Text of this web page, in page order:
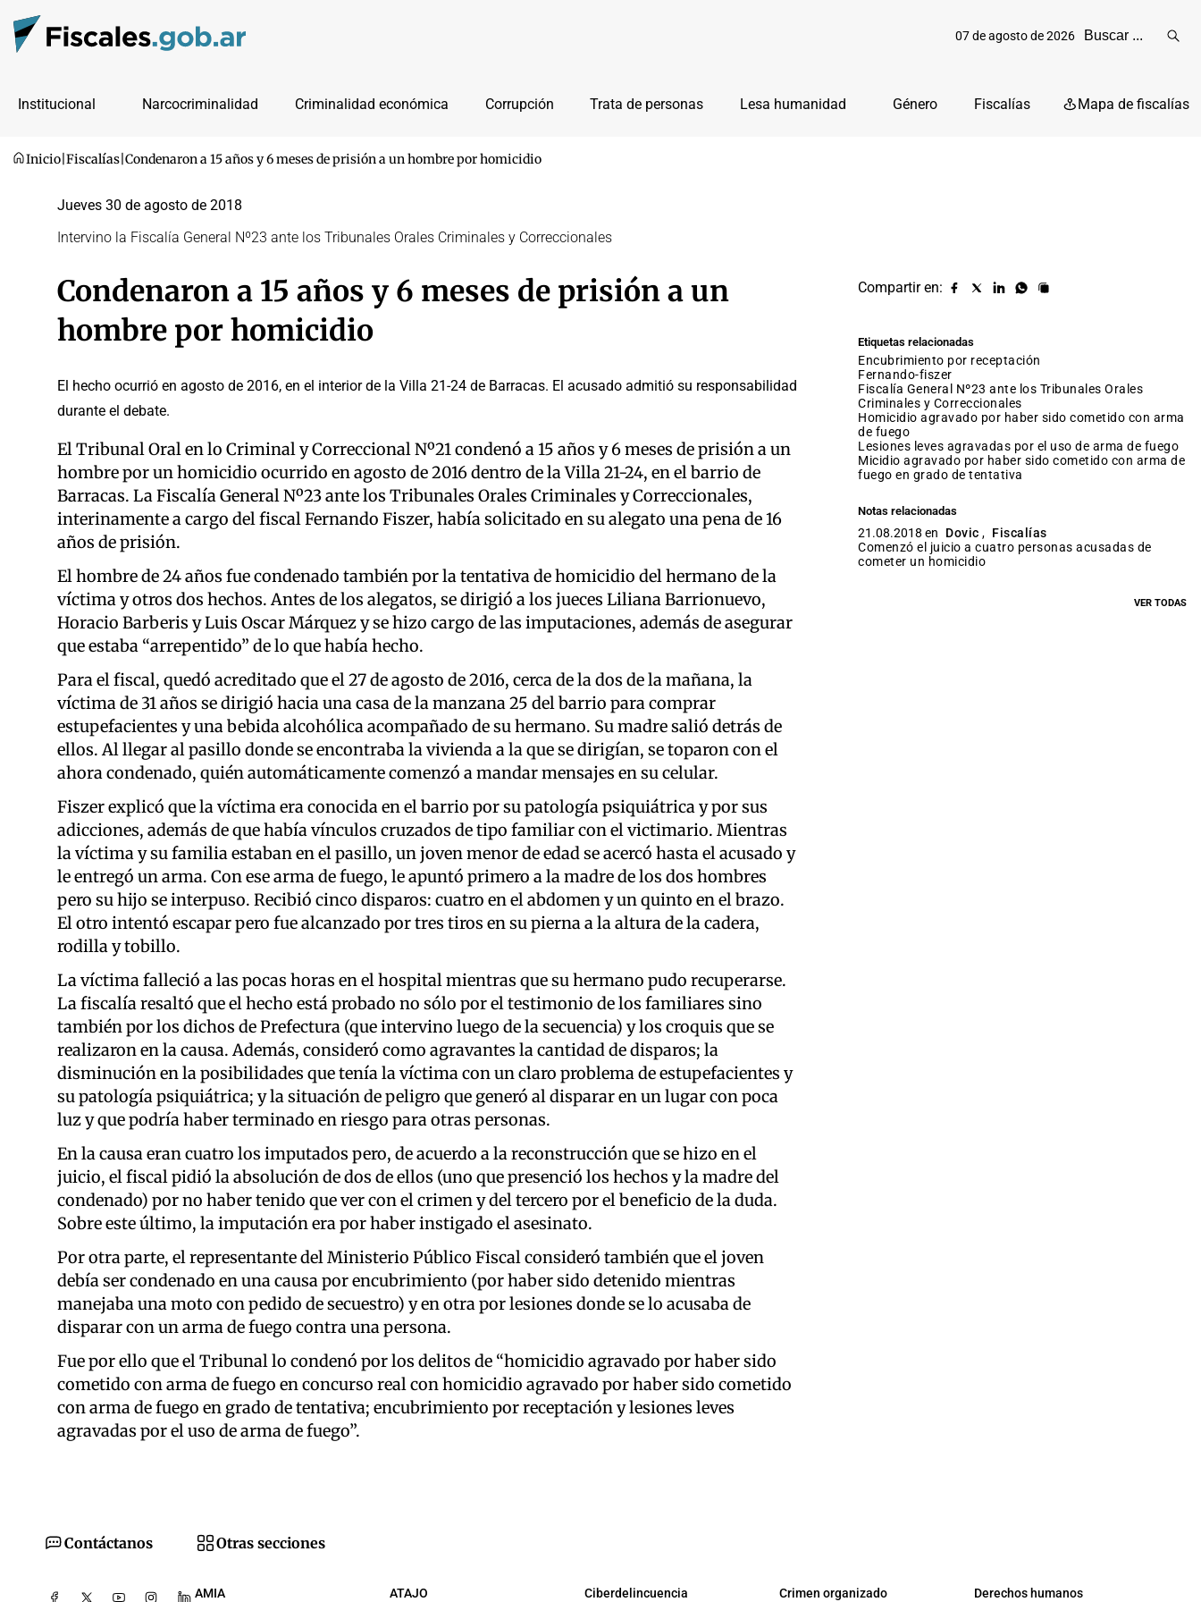
07 de agosto de 2026
Institucional Narcocriminalidad Criminalidad económica Corrupción Trata de personas Lesa humanidad Género Fiscalías Mapa de fiscalías
Inicio Fiscalías Condenaron a 15 años y 6 meses de prisión a un hombre por homicidio
Jueves 30 de agosto de 2018
Intervino la Fiscalía General Nº23 ante los Tribunales Orales Criminales y Correccionales
Condenaron a 15 años y 6 meses de prisión a un
hombre por homicidio
El hecho ocurrió en agosto de 2016, en el interior de la Villa 21-24 de Barracas. El acusado admitió su responsabilidad
durante el debate.
El Tribunal Oral en lo Criminal y Correccional Nº21 condenó a 15 años y 6 meses de prisión a un
hombre por un homicidio ocurrido en agosto de 2016 dentro de la Villa 21-24, en el barrio de
Barracas. La Fiscalía General Nº23 ante los Tribunales Orales Criminales y Correccionales,
interinamente a cargo del fiscal Fernando Fiszer, había solicitado en su alegato una pena de 16
años de prisión.
El hombre de 24 años fue condenado también por la tentativa de homicidio del hermano de la
víctima y otros dos hechos. Antes de los alegatos, se dirigió a los jueces Liliana Barrionuevo,
Horacio Barberis y Luis Oscar Márquez y se hizo cargo de las imputaciones, además de asegurar
que estaba “arrepentido” de lo que había hecho.
Para el fiscal, quedó acreditado que el 27 de agosto de 2016, cerca de la dos de la mañana, la
víctima de 31 años se dirigió hacia una casa de la manzana 25 del barrio para comprar
estupefacientes y una bebida alcohólica acompañado de su hermano. Su madre salió detrás de
ellos. Al llegar al pasillo donde se encontraba la vivienda a la que se dirigían, se toparon con el
ahora condenado, quién automáticamente comenzó a mandar mensajes en su celular.
Fiszer explicó que la víctima era conocida en el barrio por su patología psiquiátrica y por sus
adicciones, además de que había vínculos cruzados de tipo familiar con el victimario. Mientras
la víctima y su familia estaban en el pasillo, un joven menor de edad se acercó hasta el acusado y
le entregó un arma. Con ese arma de fuego, le apuntó primero a la madre de los dos hombres
pero su hijo se interpuso. Recibió cinco disparos: cuatro en el abdomen y un quinto en el brazo.
El otro intentó escapar pero fue alcanzado por tres tiros en su pierna a la altura de la cadera,
rodilla y tobillo.
La víctima falleció a las pocas horas en el hospital mientras que su hermano pudo recuperarse.
La fiscalía resaltó que el hecho está probado no sólo por el testimonio de los familiares sino
también por los dichos de Prefectura (que intervino luego de la secuencia) y los croquis que se
realizaron en la causa. Además, consideró como agravantes la cantidad de disparos; la
disminución en la posibilidades que tenía la víctima con un claro problema de estupefacientes y
su patología psiquiátrica; y la situación de peligro que generó al disparar en un lugar con poca
luz y que podría haber terminado en riesgo para otras personas.
En la causa eran cuatro los imputados pero, de acuerdo a la reconstrucción que se hizo en el
juicio, el fiscal pidió la absolución de dos de ellos (uno que presenció los hechos y la madre del
condenado) por no haber tenido que ver con el crimen y del tercero por el beneficio de la duda.
Sobre este último, la imputación era por haber instigado el asesinato.
Por otra parte, el representante del Ministerio Público Fiscal consideró también que el joven
debía ser condenado en una causa por encubrimiento (por haber sido detenido mientras
manejaba una moto con pedido de secuestro) y en otra por lesiones donde se lo acusaba de
disparar con un arma de fuego contra una persona.
Fue por ello que el Tribunal lo condenó por los delitos de “homicidio agravado por haber sido
cometido con arma de fuego en concurso real con homicidio agravado por haber sido cometido
con arma de fuego en grado de tentativa; encubrimiento por receptación y lesiones leves
agravadas por el uso de arma de fuego”.
Compartir en:
Compartir
Compartir
Compartir
Compartir
Copiar
Etiquetas relacionadas
encubrimiento por receptación
fernando-fiszer
Fiscalía General Nº23 ante los Tribunales Orales
Criminales y Correccionales
homicidio agravado por haber sido cometido con arma
de fuego
lesiones leves agravadas por el uso de arma de fuego
micidio agravado por haber sido cometido con arma de
fuego en grado de tentativa
Notas relacionadas
21.08.2018 en Dovic , Fiscalías
Comenzó el juicio a cuatro personas acusadas de
cometer un homicidio
VER TODAS
Contáctanos Otras secciones
AMIA ATAJO Ciberdelincuencia Crimen organizado Derechos humanos